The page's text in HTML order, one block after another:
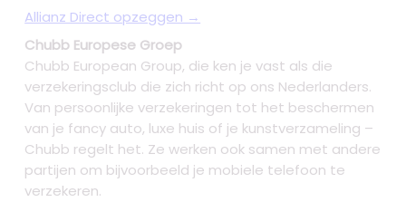
Allianz Direct opzeggen →
Chubb Europese Groep
Chubb European Group, die ken je vast als die
verzekeringsclub die zich richt op ons Nederlanders.
Van persoonlijke verzekeringen tot het beschermen
van je fancy auto, luxe huis of je kunstverzameling –
Chubb regelt het. Ze werken ook samen met andere
partijen om bijvoorbeeld je mobiele telefoon te
verzekeren.